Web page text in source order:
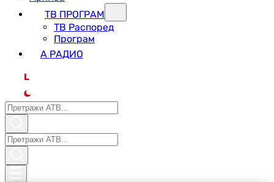
ТВ ПРОГРАМ
ТВ Распоред
Програм
А РАДИО
L